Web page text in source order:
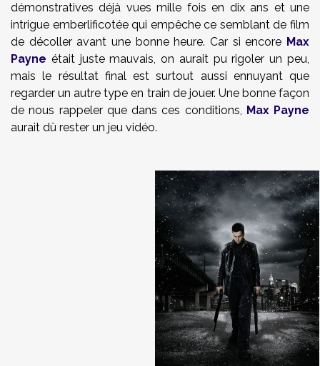
démonstratives déjà vues mille fois en dix ans et une
intrigue emberlificotée qui empêche ce semblant de film
de décoller avant une bonne heure. Car si encore Max
Payne était juste mauvais, on aurait pu rigoler un peu,
mais le résultat final est surtout aussi ennuyant que
regarder un autre type en train de jouer. Une bonne façon
de nous rappeler que dans ces conditions, Max Payne
aurait dû rester un jeu vidéo.